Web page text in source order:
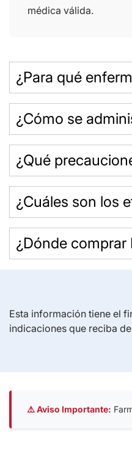
médica válida.
¿Para qué
¿Cómo se
¿Qué
¿Cuáles son los
¿Dónde
Esta información tiene el
indicaciones que reciba
⚠️ Aviso Importante: